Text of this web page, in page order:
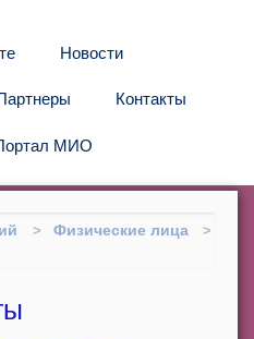
Новости
Контакты
МИО
Физические лица